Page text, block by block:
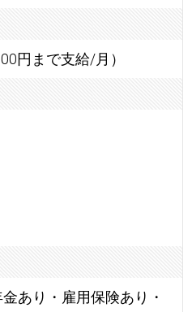
円まで支給/月）
あり・雇用保険あり・